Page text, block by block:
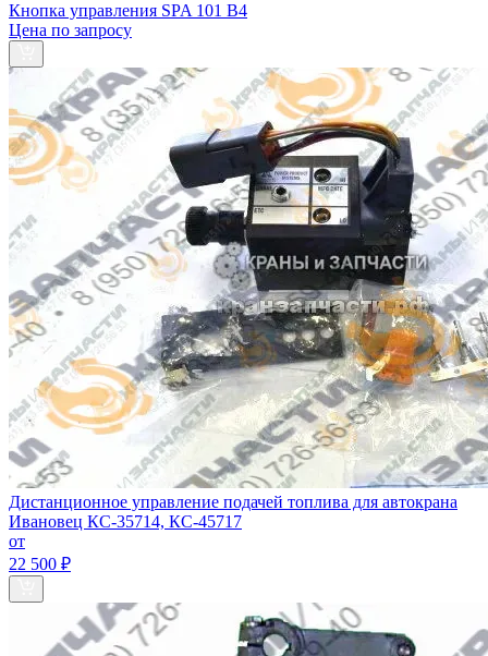
Кнопка управления SPA 101 В4
Цена по запросу
Дистанционное управление подачей топлива для автокрана
Ивановец КС-35714, КС-45717
от
22 500 ₽